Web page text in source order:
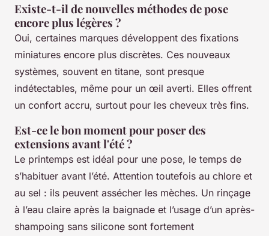
Existe-t-il de nouvelles méthodes de pose
encore plus légères ?
Oui, certaines marques développent des fixations
miniatures encore plus discrètes. Ces nouveaux
systèmes, souvent en titane, sont presque
indétectables, même pour un œil averti. Elles offrent
un confort accru, surtout pour les cheveux très fins.
Est-ce le bon moment pour poser des
extensions avant l'été ?
Le printemps est idéal pour une pose, le temps de
s’habituer avant l’été. Attention toutefois au chlore et
au sel : ils peuvent assécher les mèches. Un rinçage
à l’eau claire après la baignade et l’usage d’un après-
shampoing sans silicone sont fortement